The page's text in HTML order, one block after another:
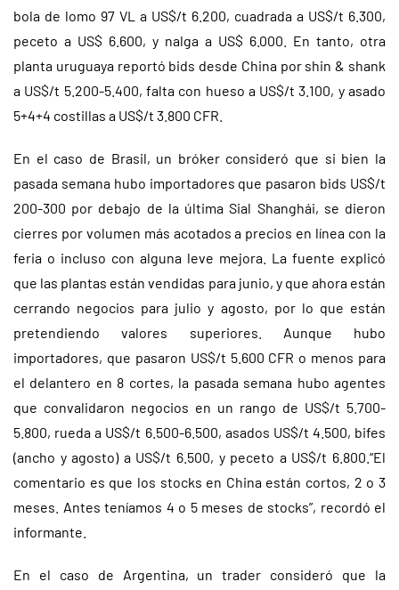
bola de lomo 97 VL a US$/t 6.200, cuadrada a US$/t 6.300,
peceto a US$ 6.600, y nalga a US$ 6.000. En tanto, otra
planta uruguaya reportó bids desde China por shin & shank
a US$/t 5.200-5.400, falta con hueso a US$/t 3.100, y asado
5+4+4 costillas a US$/t 3.800 CFR.
En el caso de Brasil, un bróker consideró que si bien la
pasada semana hubo importadores que pasaron bids US$/t
200-300 por debajo de la última Sial Shanghái, se dieron
cierres por volumen más acotados a precios en línea con la
feria o incluso con alguna leve mejora. La fuente explicó
que las plantas están vendidas para junio, y que ahora están
cerrando negocios para julio y agosto, por lo que están
pretendiendo valores superiores. Aunque hubo
importadores, que pasaron US$/t 5.600 CFR o menos para
el delantero en 8 cortes, la pasada semana hubo agentes
que convalidaron negocios en un rango de US$/t 5.700-
5.800, rueda a US$/t 6.500-6.500, asados US$/t 4.500, bifes
(ancho y agosto) a US$/t 6.500, y peceto a US$/t 6.800.“El
comentario es que los stocks en China están cortos, 2 o 3
meses. Antes teníamos 4 o 5 meses de stocks”, recordó el
informante.
En el caso de Argentina, un trader consideró que la